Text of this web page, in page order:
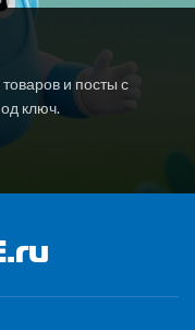
и посты с
ключ.